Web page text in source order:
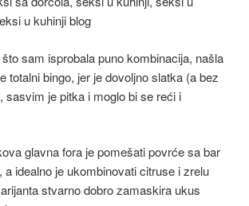
sam isprobala puno kombinacija, našla
totalni bingo, jer je dovoljno slatka (a bez
sasvim je pitka i moglo bi se reći i
glavna fora je pomešati povrće sa bar
idealno je ukombinovati citruse i zrelu
stvarno dobro zamaskira ukus